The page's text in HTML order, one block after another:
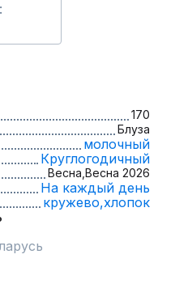
170
Блуза
молочный
Круглогодичный
Весна, Весна 2026
На каждый день
кружево,хлопок